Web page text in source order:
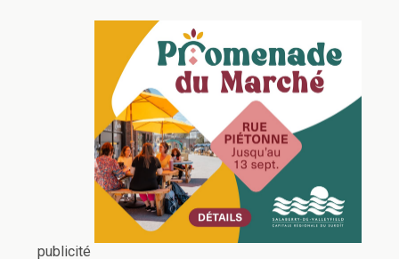
publicité